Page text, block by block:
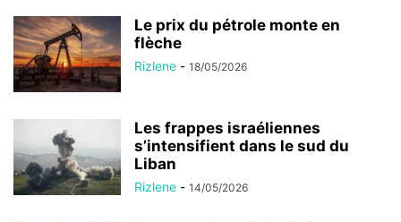
Le prix du pétrole monte en
flèche
Rizlene - 18/05/2026
Les frappes israéliennes
s’intensifient dans le sud du
Liban
Rizlene - 14/05/2026